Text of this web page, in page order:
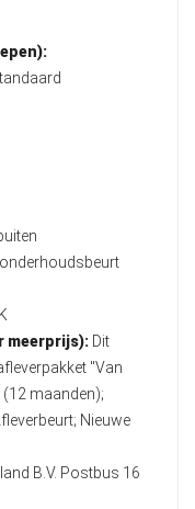
meerprijs): Dit
"Van
maanden);
Nieuwe
B.V. Postbus 16